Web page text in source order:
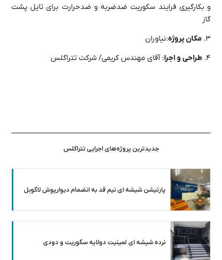
و بکارگیری فرایند سکوریت ضدضربه و ضدحرارت برای تایل پشت
گاز
۳. مکان پروژه:نیاوران
۴. طراحی و اجرا: آقای مهندس کریمی/ شرکت تتراگلس
جدیدترین پروژه‌های اجرایی تتراگلس
پارتیشن شیشه ای نیم قد به انضمام دیوارپوش لاکوبل
نرده شیشه ای لمینیت دولایه سکوریت و دودی